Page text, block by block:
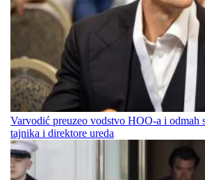
Varvodić preuzeo vodstvo HOO-a i odmah
tajnika i direktore ureda